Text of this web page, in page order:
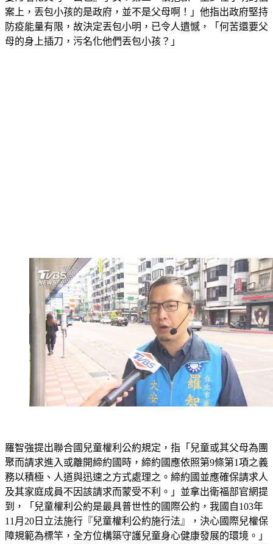
要污名化父母『丟包』子女？第二，很抱歉，至少在小明的個
案上，丟包小孩的是政府，並不是父母啊！」他指出政府堅持
防疫能量有限，故決定丟包小明，已令人遺憾，「何苦還要父
羅智強提出聯合國兒童權利公約規定，指「兒童或其父母為團
聚而請求進入或離開締約國時，締約國應依照第9條第1項之義
務以積極、人道與迅速之方式處理之。締約國並應確保請求人
及其家庭成員不因該請求而蒙受不利。」並拿出衛福部官網提
到，「兒童權利公約是最具普世性的國際公約，我國自103年
11月20日立法施行『兒童權利公約施行法』，決心國際兒權保